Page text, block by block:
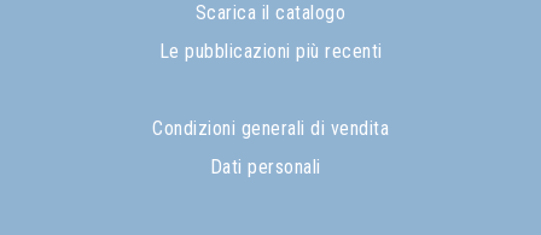
Scarica il catalogo
Le pubblicazioni più recenti
Condizioni generali di vendita
Dati personali